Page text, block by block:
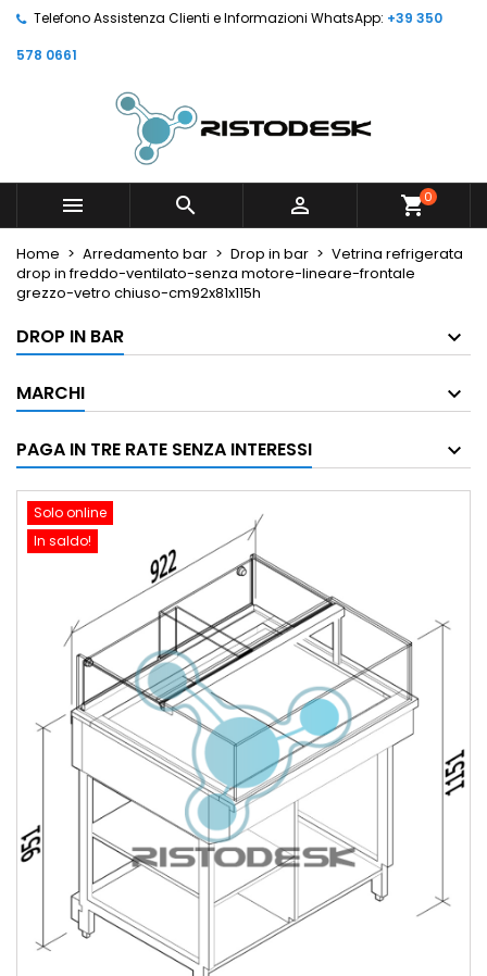
Telefono Assistenza Clienti e Informazioni WhatsApp: +39 350
578 0661
   shopping_cart0
Home Arredamento bar Drop in bar
Vetrina refrigerata
drop in freddo-ventilato-senza motore-lineare-frontale
grezzo-vetro chiuso-cm92x81x115h
DROP IN BAR
MARCHI
PAGA IN TRE RATE SENZA INTERESSI
Solo online
In saldo!